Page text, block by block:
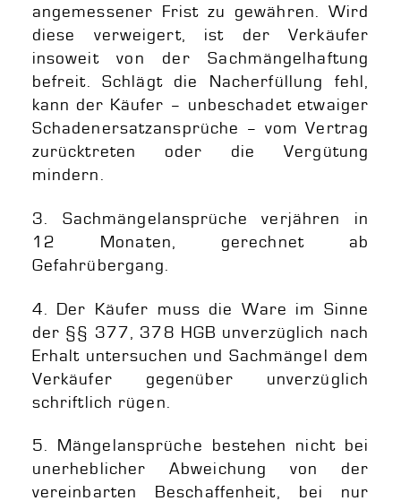
angemessener Frist zu gewähren. Wird
diese verweigert, ist der Verkäufer
insoweit von der Sachmängelhaftung
befreit. Schlägt die Nacherfüllung fehl,
kann der Käufer – unbeschadet etwaiger
Schadenersatzansprüche – vom Vertrag
zurücktreten oder die Vergütung
mindern.
3. Sachmängelansprüche verjähren in
12 Monaten, gerechnet ab
Gefahrübergang.
4. Der Käufer muss die Ware im Sinne
der §§ 377, 378 HGB unverzüglich nach
Erhalt untersuchen und Sachmängel dem
Verkäufer gegenüber unverzüglich
schriftlich rügen.
5. Mängelansprüche bestehen nicht bei
unerheblicher Abweichung von der
vereinbarten Beschaffenheit, bei nur